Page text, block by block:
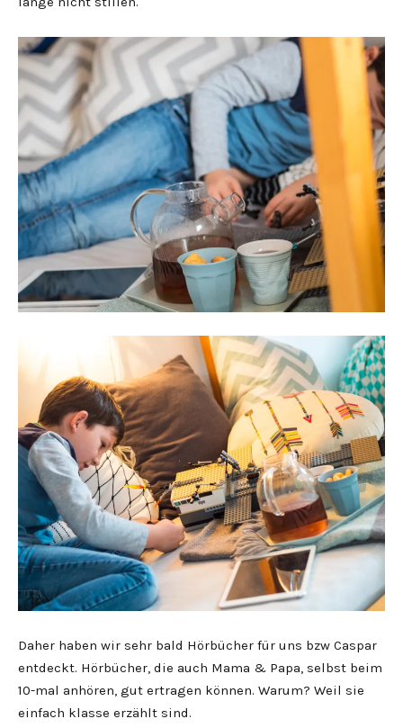
Daher haben wir sehr bald Hörbücher für uns bzw Caspar
entdeckt. Hörbücher, die auch Mama & Papa, selbst beim
10-mal anhören, gut ertragen können. Warum? Weil sie
einfach klasse erzählt sind.